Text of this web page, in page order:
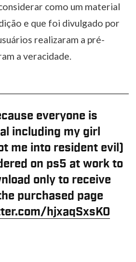
como um material
e que foi divulgado por
realizaram a pré-
a veracidade.
everyone is
including my girl
me into resident evil)
on ps5 at work to
only to receive
purchased page
hjxaqSxsK0